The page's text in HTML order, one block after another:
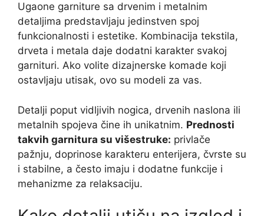
Ugaone garniture sa drvenim i metalnim
detaljima predstavljaju jedinstven spoj
funkcionalnosti i estetike. Kombinacija tekstila,
drveta i metala daje dodatni karakter svakoj
garnituri. Ako volite dizajnerske komade koji
ostavljaju utisak, ovo su modeli za vas.
Detalji poput vidljivih nogica, drvenih naslona ili
metalnih spojeva čine ih unikatnim. Prednosti
takvih garnitura su višestruke: privlače
pažnju, doprinose karakteru enterijera, čvrste su
i stabilne, a često imaju i dodatne funkcije i
mehanizme za relaksaciju.